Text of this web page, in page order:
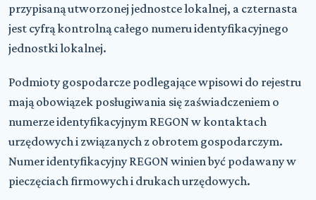
przypisaną utworzonej jednostce lokalnej, a czternasta
jest cyfrą kontrolną całego numeru identyfikacyjnego
jednostki lokalnej.
Podmioty gospodarcze podlegające wpisowi do rejestru
mają obowiązek posługiwania się zaświadczeniem o
numerze identyfikacyjnym REGON w kontaktach
urzędowych i związanych z obrotem gospodarczym.
Numer identyfikacyjny REGON winien być podawany w
pieczęciach firmowych i drukach urzędowych.